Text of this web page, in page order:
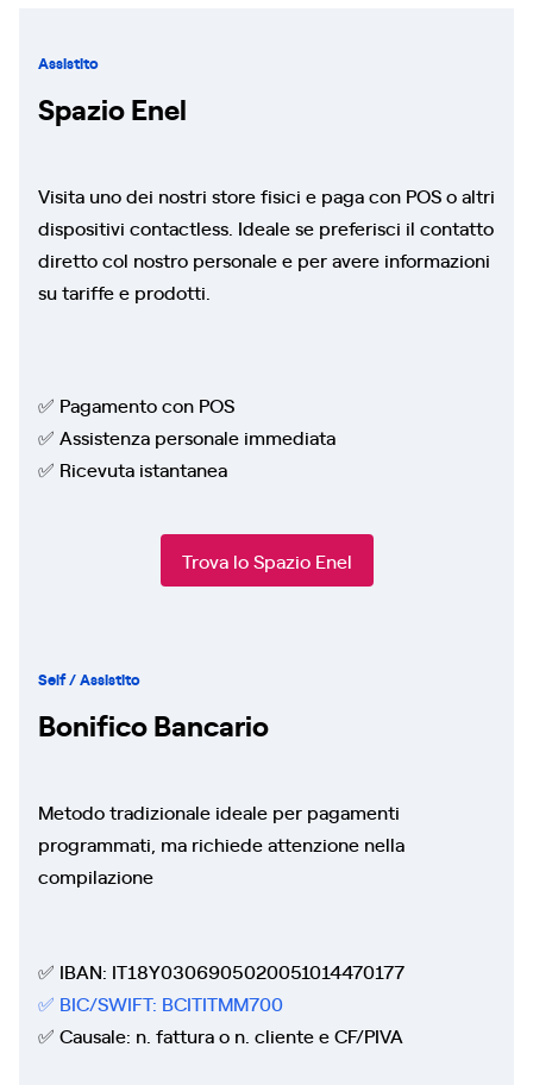
Assistito
Spazio Enel
Visita uno dei nostri store fisici e paga con POS o altri
dispositivi contactless. Ideale se preferisci il contatto
diretto col nostro personale e per avere informazioni
su tariffe e prodotti.
✅ Pagamento con POS
✅ Assistenza personale immediata
✅ Ricevuta istantanea
Trova lo Spazio Enel
Self / Assistito
Bonifico Bancario
Metodo tradizionale ideale per pagamenti
programmati, ma richiede attenzione nella
compilazione
✅ IBAN: IT18Y0306905020051014470177
✅ BIC/SWIFT: BCITITMM700
✅ Causale: n. fattura o n. cliente e CF/PIVA